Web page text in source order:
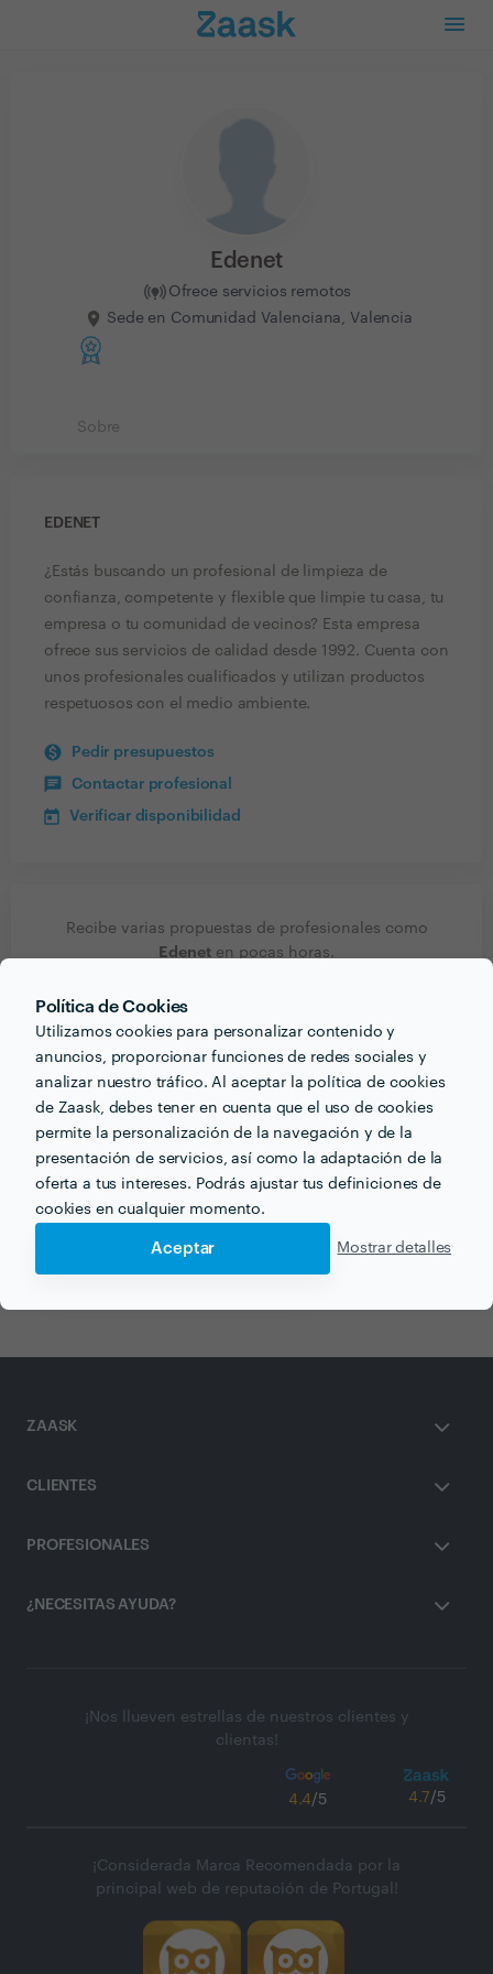
Política de Cookies
Utilizamos cookies para personalizar contenido y
anuncios, proporcionar funciones de redes sociales y
analizar nuestro tráfico. Al aceptar la política de cookies
de Zaask, debes tener en cuenta que el uso de cookies
permite la personalización de la navegación y de la
presentación de servicios, así como la adaptación de la
oferta a tus intereses. Podrás ajustar tus definiciones de
cookies en cualquier momento.
Aceptar Mostrar detalles
Edenet
Ofrece servicios remotos
Sede en Comunidad Valenciana, Valencia
Sobre
EDENET
¿Estás buscando un profesional de limpieza de
confianza, competente y flexible que limpie tu casa, tu
empresa o tu comunidad de vecinos? Esta empresa
ofrece sus servicios de calidad desde 1992. Cuenta con
unos profesionales cualificados y utilizan productos
respetuosos con el medio ambiente.
Pedir presupuestos
Contactar profesional
Verificar disponibilidad
Recibe varias propuestas de profesionales como
Edenet en pocas horas.
Otros servicios proporcionados por Edenet
Limpieza del Hogar en valencia
Portero de Edificio en valencia
Administración de Comunidades en valencia
ZAASK
CLIENTES
PROFESIONALES
¿NECESITAS AYUDA?
¡Nos llueven estrellas de nuestros clientes y
clientas!
4.4/5 4.7/5
¡Considerada Marca Recomendada por la
principal web de reputación de Portugal!